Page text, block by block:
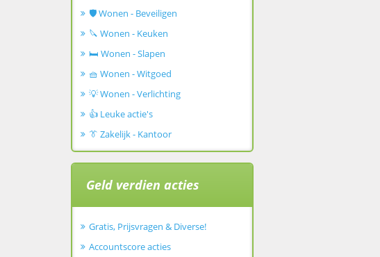
🛡️ Wonen - Beveiligen
🔪 Wonen - Keuken
🛏️ Wonen - Slapen
🧺 Wonen - Witgoed
💡 Wonen - Verlichting
👍 Leuke actie's
👔 Zakelijk - Kantoor
Geld verdien acties
Gratis, Prijsvragen & Diverse!
Accountscore acties